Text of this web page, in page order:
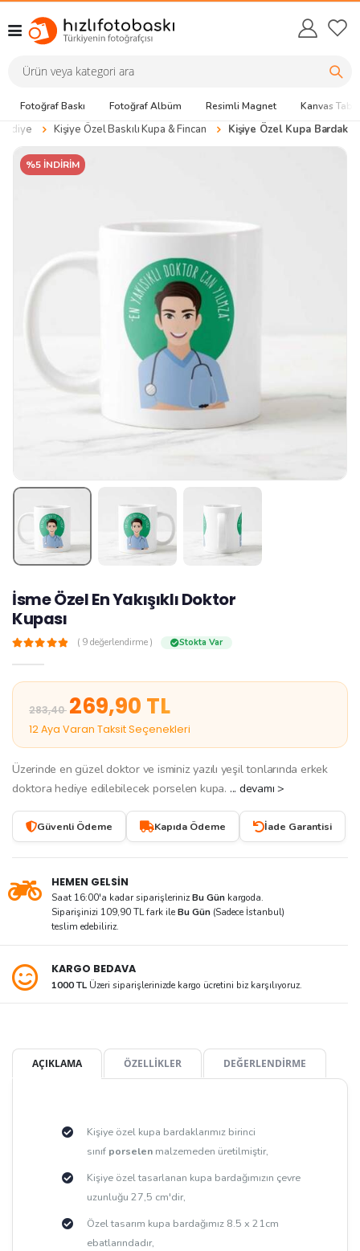
Fotoğraf Baskı Fotoğraf Albüm Resimli Magnet Kanvas
Kişiye Özel Baskılı Kupa & Fincan Kişiye Özel Kupa Bardak
%5 İNDİRİM
İsme Özel En Yakışıklı Doktor
Kupası
( 9 değerlendirme ) Stokta Var
283,40 269,90 TL
12 Aya Varan Taksit Seçenekleri
Üzerinde en güzel doktor ve isminiz yazılı yeşil tonlarında erkek
doktora hediye edilebilecek porselen kupa. ... devamı >
Güvenli Ödeme Kapıda Ödeme İade Garantisi
HEMEN GELSİN
Saat 16:00'a kadar siparişlerinizBu Gün kargoda.
Siparişinizi 109,90 TL fark ileBu Gün (Sadece İstanbul)
teslim edebiliriz.
KARGO BEDAVA
1000 TLÜzeri siparişlerinizde kargo ücretini biz karşılıyoruz.
AÇIKLAMA ÖZELLİKLER DEĞERLENDİRME
Kişiye özel kupa bardaklarımız birinci
sınıfporselen malzemeden üretilmiştir,
Kişiye özel tasarlanan kupa bardağımızın çevre
uzunluğu 27,5 cm'dir,
Özel tasarım kupa bardağımız 8.5 x 21cm
ebatlarındadır,